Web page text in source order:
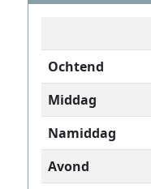
Ochtend
Middag
Namiddag
Avond